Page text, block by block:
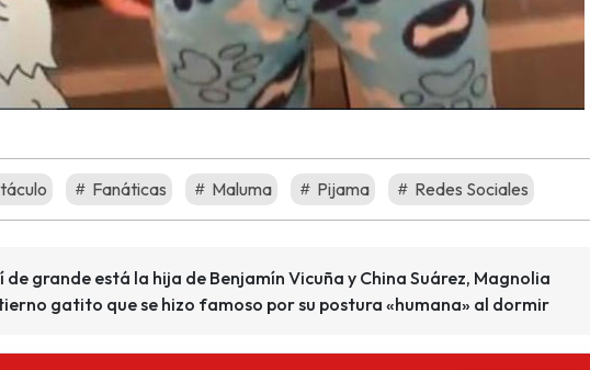
Fanáticas Maluma Pijama Redes Sociales
de grande está la hija de Benjamín Vicuña y China Suárez, Magnolia
gatito que se hizo famoso por su postura «humana» al dormir